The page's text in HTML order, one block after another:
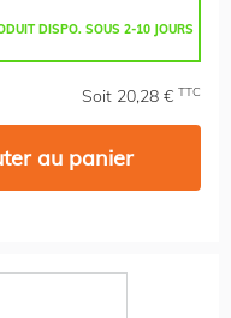
DISPO. SOUS 2-10 JOURS
Soit 20,28 € TTC
au panier